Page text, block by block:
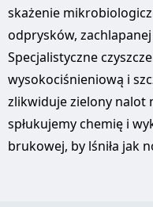
skażenie
odprysków,
Specjalistyczne
wysokociśnieniową i
zlikwiduje zielony nalot
spłukujemy chemię i
brukowej, by lśniła jak